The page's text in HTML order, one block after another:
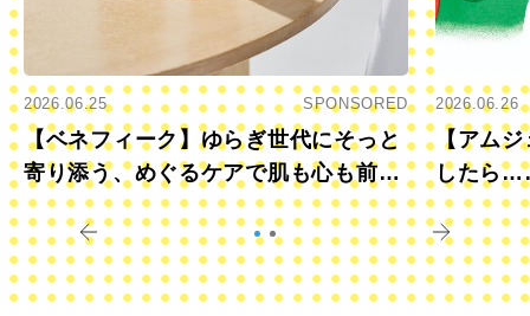
2026.06.25 SPONSORED
【ベネフィーク】ゆらぎ世代にそっと
寄り添う、めぐるケアで肌も心も前向
きに
2026.06.26
【アムジ
したら
すか？